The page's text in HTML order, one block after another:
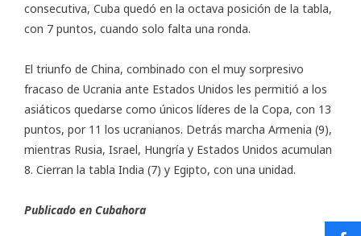
consecutiva, Cuba quedó en la octava posición de la tabla,
con 7 puntos, cuando solo falta una ronda.
El triunfo de China, combinado con el muy sorpresivo
fracaso de Ucrania ante Estados Unidos les permitió a los
asiáticos quedarse como únicos líderes de la Copa, con 13
puntos, por 11 los ucranianos. Detrás marcha Armenia (9),
mientras Rusia, Israel, Hungría y Estados Unidos acumulan
8. Cierran la tabla India (7) y Egipto, con una unidad.
Publicado en Cubahora